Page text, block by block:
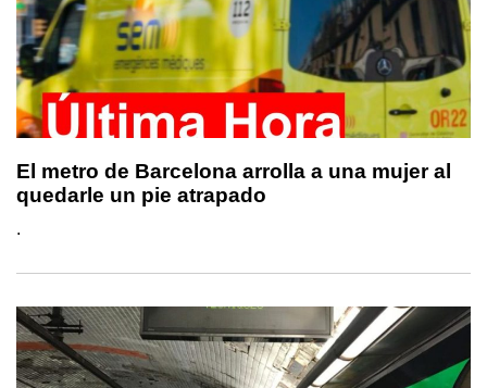
El metro de Barcelona arrolla a una mujer al
quedarle un pie atrapado
.